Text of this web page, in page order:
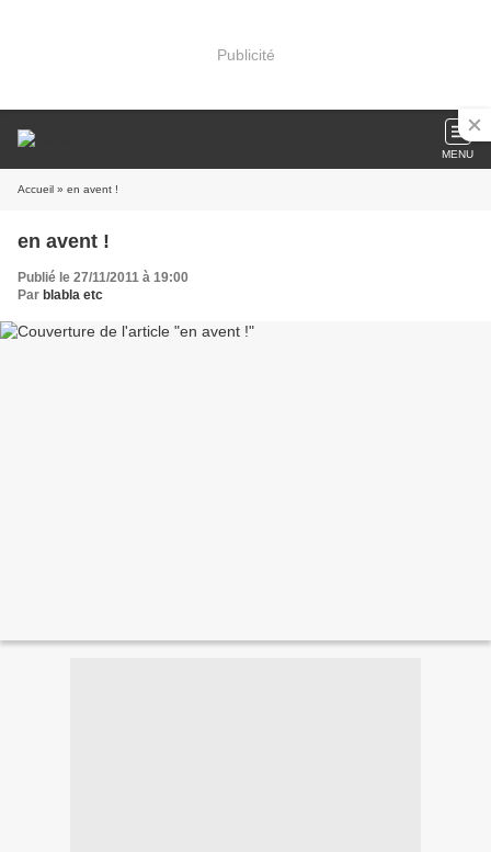
Publicité
MENU
Accueil » en avent !
en avent !
Publié le 27/11/2011 à 19:00
Par blabla etc